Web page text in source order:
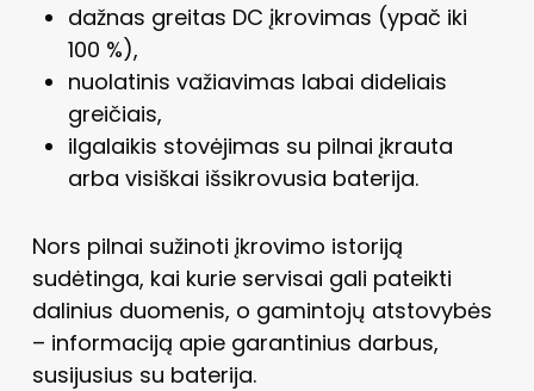
dažnas greitas DC įkrovimas (ypač iki
100 %),
nuolatinis važiavimas labai dideliais
greičiais,
ilgalaikis stovėjimas su pilnai įkrauta
arba visiškai išsikrovusia baterija.
Nors pilnai sužinoti įkrovimo istoriją
sudėtinga, kai kurie servisai gali pateikti
dalinius duomenis, o gamintojų atstovybės
– informaciją apie garantinius darbus,
susijusius su baterija.